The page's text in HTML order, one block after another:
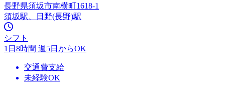
長野県須坂市南横町1618-1
須坂駅、日野(長野)駅
シフト
1日8時間 週5日からOK
交通費支給
未経験OK